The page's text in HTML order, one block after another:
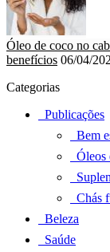
Óleo de coco no
benefícios 06/04/
Categorias
Publicações
Bem
Óleos
Chás
Beleza
Saúde